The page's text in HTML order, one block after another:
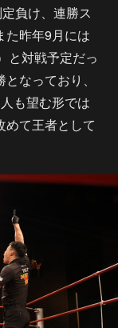
負け、連勝ス
た昨年9月には
と対戦予定だっ
なっており、
も望む形では
めて王者として